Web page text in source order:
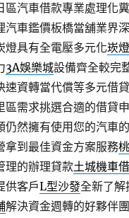
區汽車借款專業處理化
汽車鑑價板橋當舖業界
燈具有全電壓多元化崁燈
3A娛樂城設備齊全較完
速資轉當代償等多元借
區需求挑選合適的借貸
仍然擁有使用您的汽車
拿到最佳資金方案服務
理的辦理貸款土城機車
供客戶L型沙發全新了解
解決資金週轉的好夥伴